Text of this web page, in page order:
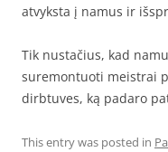
atvyksta į namus ir
Tik nustačius, kad
suremontuoti meistrai
dirbtuves, ką padaro
This entry was posted in